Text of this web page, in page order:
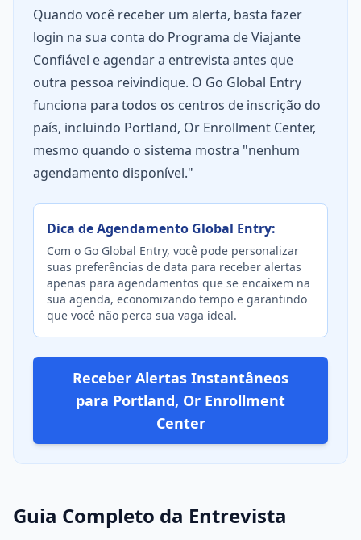
Quando você receber um alerta, basta fazer
login na sua conta do Programa de Viajante
Confiável e agendar a entrevista antes que
outra pessoa reivindique. O Go Global Entry
funciona para todos os centros de inscrição do
país, incluindo Portland, Or Enrollment Center,
mesmo quando o sistema mostra "nenhum
agendamento disponível."
Dica de Agendamento Global Entry:
Com o Go Global Entry, você pode personalizar
suas preferências de data para receber alertas
apenas para agendamentos que se encaixem na
sua agenda, economizando tempo e garantindo
que você não perca sua vaga ideal.
Receber Alertas Instantâneos
para Portland, Or Enrollment
Center
Guia Completo da Entrevista